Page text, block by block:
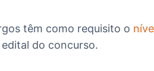
têm como requisito o
do concurso.